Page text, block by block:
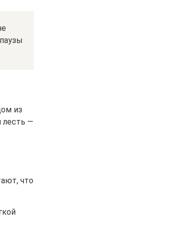
из
лесть —
что